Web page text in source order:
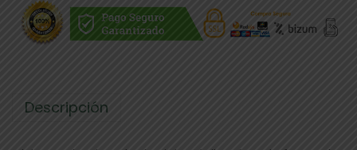
Descripción